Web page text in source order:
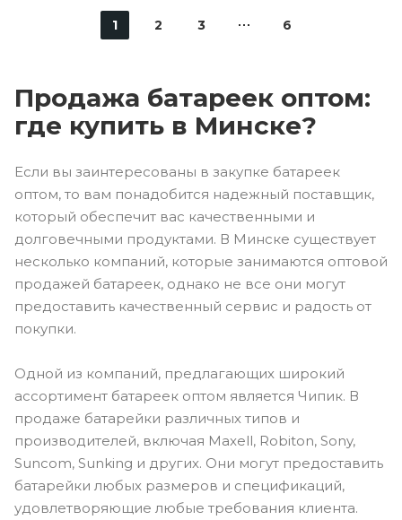
1 2 3 6
Продажа батареек оптом:
где купить в Минске?
Если вы заинтересованы в закупке батареек
оптом, то вам понадобится надежный поставщик,
который обеспечит вас качественными и
долговечными продуктами. В Минске существует
несколько компаний, которые занимаются оптовой
продажей батареек, однако не все они могут
предоставить качественный сервис и радость от
покупки.
Одной из компаний, предлагающих широкий
ассортимент батареек оптом является Чипик. В
продаже батарейки различных типов и
производителей, включая Maxell, Robiton, Sony,
Suncom, Sunking и других. Они могут предоставить
батарейки любых размеров и спецификаций,
удовлетворяющие любые требования клиента.